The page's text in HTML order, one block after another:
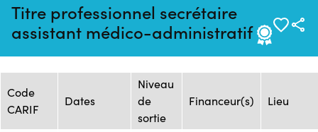
Titre professionnel secrétaire
assistant médico-administratif
08/06/2026
25239439F
OISE
Session de formation
Code
CARIF
Dates
Niveau
de
sortie
Financeur(s) Lieu